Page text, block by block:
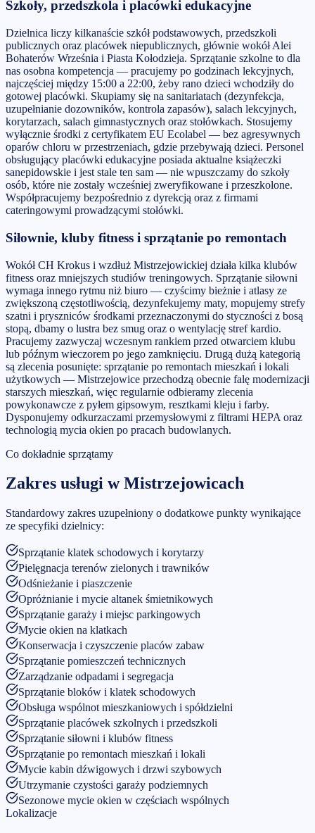
Szkoły, przedszkola i placówki edukacyjne
Dzielnica liczy kilkanaście szkół podstawowych, przedszkoli
publicznych oraz placówek niepublicznych, głównie wokół Alei
Bohaterów Września i Piasta Kołodzieja. Sprzątanie szkolne to dla
nas osobna kompetencja — pracujemy po godzinach lekcyjnych,
najczęściej między 15:00 a 22:00, żeby rano dzieci wchodziły do
gotowej placówki. Skupiamy się na sanitariatach (dezynfekcja,
uzupełnianie dozowników, kontrola zapasów), salach lekcyjnych,
korytarzach, salach gimnastycznych oraz stołówkach. Stosujemy
wyłącznie środki z certyfikatem EU Ecolabel — bez agresywnych
oparów chloru w przestrzeniach, gdzie przebywają dzieci. Personel
obsługujący placówki edukacyjne posiada aktualne książeczki
sanepidowskie i jest stale ten sam — nie wpuszczamy do szkoły
osób, które nie zostały wcześniej zweryfikowane i przeszkolone.
Współpracujemy bezpośrednio z dyrekcją oraz z firmami
cateringowymi prowadzącymi stołówki.
Siłownie, kluby fitness i sprzątanie po remontach
Wokół CH Krokus i wzdłuż Mistrzejowickiej działa kilka klubów
fitness oraz mniejszych studiów treningowych. Sprzątanie siłowni
wymaga innego rytmu niż biuro — czyścimy bieżnie i atlasy ze
zwiększoną częstotliwością, dezynfekujemy maty, mopujemy strefy
szatni i pryszniców środkami przeznaczonymi do styczności z bosą
stopą, dbamy o lustra bez smug oraz o wentylację stref kardio.
Pracujemy zazwyczaj wczesnym rankiem przed otwarciem klubu
lub późnym wieczorem po jego zamknięciu. Drugą dużą kategorią
są zlecenia posunięte: sprzątanie po remontach mieszkań i lokali
użytkowych — Mistrzejowice przechodzą obecnie falę modernizacji
starszych mieszkań, więc regularnie odbieramy zlecenia
powykonawcze z pyłem gipsowym, resztkami kleju i farby.
Dysponujemy odkurzaczami przemysłowymi z filtrami HEPA oraz
technologią mycia okien po pracach budowlanych.
Co dokładnie sprzątamy
Zakres usługi wMistrzejowicach
Standardowy zakres uzupełniony o dodatkowe punkty wynikające
ze specyfiki dzielnicy:
Sprzątanie klatek schodowych i korytarzy
Pielęgnacja terenów zielonych i trawników
Odśnieżanie i piaszczenie
Opróżnianie i mycie altanek śmietnikowych
Sprzątanie garaży i miejsc parkingowych
Mycie okien na klatkach
Konserwacja i czyszczenie placów zabaw
Sprzątanie pomieszczeń technicznych
Zarządzanie odpadami i segregacja
Sprzątanie bloków i klatek schodowych
Obsługa wspólnot mieszkaniowych i spółdzielni
Sprzątanie placówek szkolnych i przedszkoli
Sprzątanie siłowni i klubów fitness
Sprzątanie po remontach mieszkań i lokali
Mycie kabin dźwigowych i drzwi szybowych
Utrzymanie czystości garaży podziemnych
Sezonowe mycie okien w częściach wspólnych
Lokalizacje